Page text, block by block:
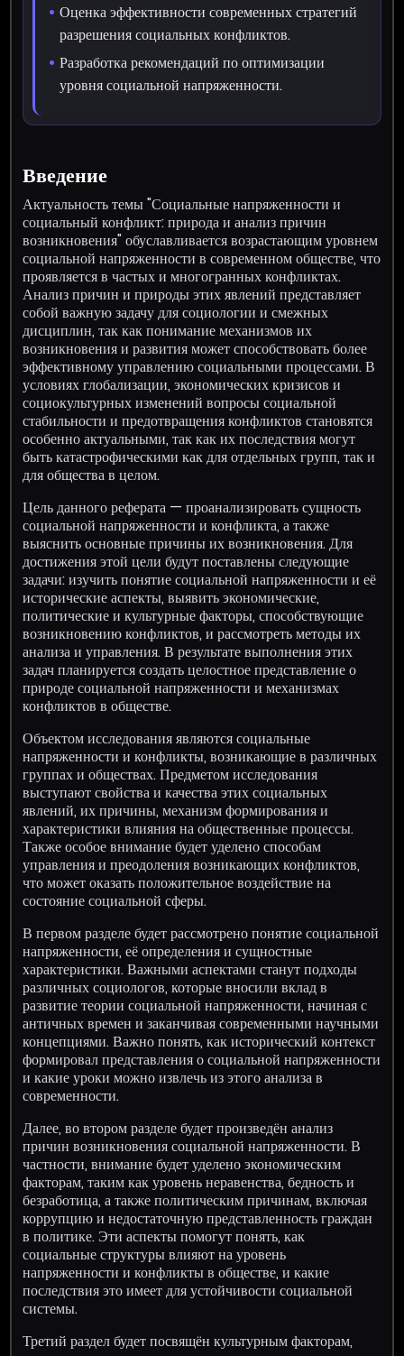
Оценка эффективности современных стратегий
разрешения социальных конфликтов.
Разработка рекомендаций по оптимизации
уровня социальной напряженности.
Введение
Актуальность темы "Социальные напряженности и
социальный конфликт: природа и анализ причин
возникновения" обуславливается возрастающим уровнем
социальной напряженности в современном обществе, что
проявляется в частых и многогранных конфликтах.
Анализ причин и природы этих явлений представляет
собой важную задачу для социологии и смежных
дисциплин, так как понимание механизмов их
возникновения и развития может способствовать более
эффективному управлению социальными процессами. В
условиях глобализации, экономических кризисов и
социокультурных изменений вопросы социальной
стабильности и предотвращения конфликтов становятся
особенно актуальными, так как их последствия могут
быть катастрофическими как для отдельных групп, так и
для общества в целом.
Цель данного реферата — проанализировать сущность
социальной напряженности и конфликта, а также
выяснить основные причины их возникновения. Для
достижения этой цели будут поставлены следующие
задачи: изучить понятие социальной напряженности и её
исторические аспекты, выявить экономические,
политические и культурные факторы, способствующие
возникновению конфликтов, и рассмотреть методы их
анализа и управления. В результате выполнения этих
задач планируется создать целостное представление о
природе социальной напряженности и механизмах
конфликтов в обществе.
Объектом исследования являются социальные
напряженности и конфликты, возникающие в различных
группах и обществах. Предметом исследования
выступают свойства и качества этих социальных
явлений, их причины, механизм формирования и
характеристики влияния на общественные процессы.
Также особое внимание будет уделено способам
управления и преодоления возникающих конфликтов,
что может оказать положительное воздействие на
состояние социальной сферы.
В первом разделе будет рассмотрено понятие социальной
напряженности, её определения и сущностные
характеристики. Важными аспектами станут подходы
различных социологов, которые вносили вклад в
развитие теории социальной напряженности, начиная с
античных времен и заканчивая современными научными
концепциями. Важно понять, как исторический контекст
формировал представления о социальной напряженности
и какие уроки можно извлечь из этого анализа в
современности.
Далее, во втором разделе будет произведён анализ
причин возникновения социальной напряженности. В
частности, внимание будет уделено экономическим
факторам, таким как уровень неравенства, бедность и
безработица, а также политическим причинам, включая
коррупцию и недостаточную представленность граждан
в политике. Эти аспекты помогут понять, как
социальные структуры влияют на уровень
напряженности и конфликты в обществе, и какие
последствия это имеет для устойчивости социальной
системы.
Третий раздел будет посвящён культурным факторам,